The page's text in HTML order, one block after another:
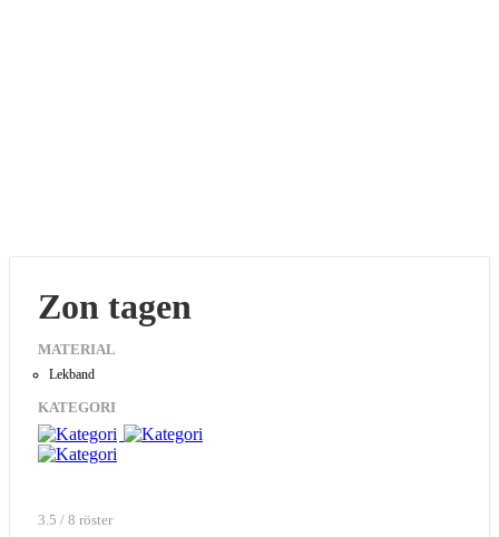
Zon tagen
MATERIAL
Lekband
KATEGORI
3.5 / 8 röster